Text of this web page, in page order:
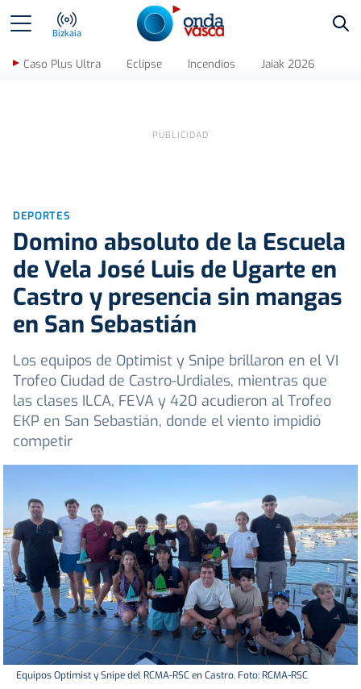
Bizkaia
Caso Plus Ultra Eclipse Incendios Jaiak 2026
DEPORTES
Domino absoluto de la Escuela
de Vela José Luis de Ugarte en
Castro y presencia sin mangas
en San Sebastián
Los equipos de Optimist y Snipe brillaron en el VI
Trofeo Ciudad de Castro-Urdiales, mientras que
las clases ILCA, FEVA y 420 acudieron al Trofeo
EKP en San Sebastián, donde el viento impidió
competir
Equipos Optimist y Snipe del RCMA-RSC en Castro. Foto: RCMA-RSC